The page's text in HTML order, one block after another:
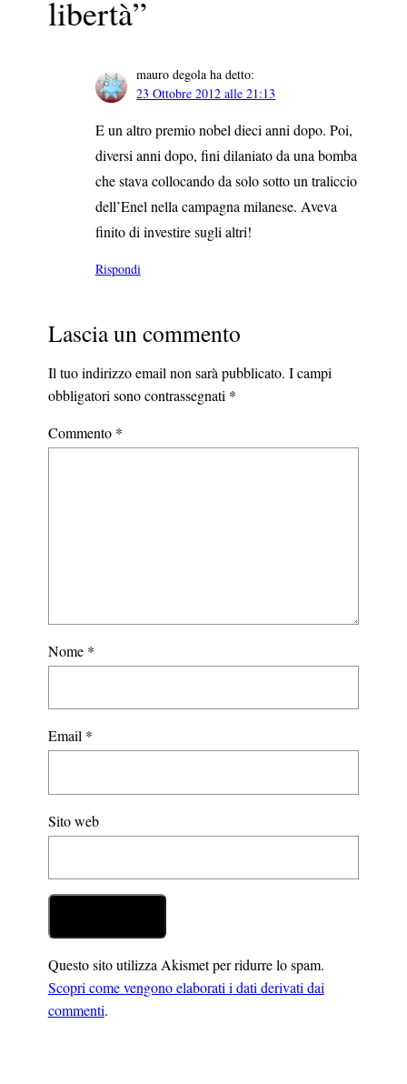
libertà”
mauro degola ha detto:
23 Ottobre 2012 alle 21:13
E un altro premio nobel dieci anni dopo. Poi,
diversi anni dopo, fini dilaniato da una bomba
che stava collocando da solo sotto un traliccio
dell’Enel nella campagna milanese. Aveva
finito di investire sugli altri!
Rispondi
Lascia un commento
Il tuo indirizzo email non sarà pubblicato. I campi
obbligatori sono contrassegnati *
Commento *
Nome *
Email *
Sito web
Questo sito utilizza Akismet per ridurre lo spam.
Scopri come vengono elaborati i dati derivati dai
commenti.